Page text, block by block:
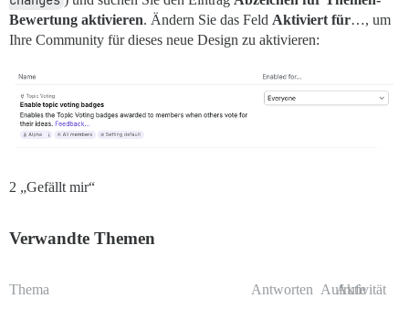
Bewertung aktivieren. Ändern Sie das Feld Aktiviert für…, um
Ihre Community für dieses neue Design zu aktivieren:
2 „Gefällt mir“
Verwandte Themen
Thema Antworten Aufrufe
Aktivität